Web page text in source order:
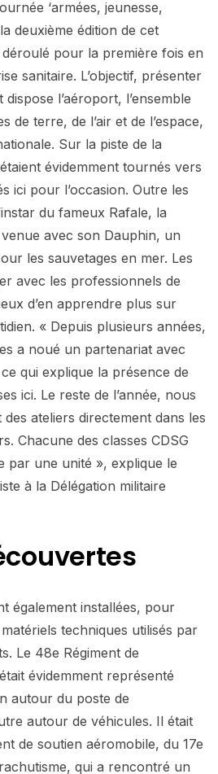
‘armées, jeunesse,
la deuxième édition de cet
déroulé pour la première fois en
sanitaire. L’objectif, présenter
l’aéroport, l’ensemble
de terre, de l’air et de l’espace,
Sur la piste de la
évidemment tournés vers
ici pour l’occasion. Outre les
du fameux Rafale, la
avec son Dauphin, un
les sauvetages en mer. Les
avec les professionnels de
d’en apprendre plus sur
« Depuis plusieurs années,
a noué un partenariat avec
qui explique la présence de
ici. Le reste de l’année, nous
ateliers directement dans les
Chacune des classes CDSG
par une unité », explique le
à la Délégation militaire
également installées, pour
techniques utilisés par
Le 48e Régiment de
évidemment représenté
autour du poste de
autour de véhicules. Il était
de soutien aéromobile, du 17e
qui a rencontré un